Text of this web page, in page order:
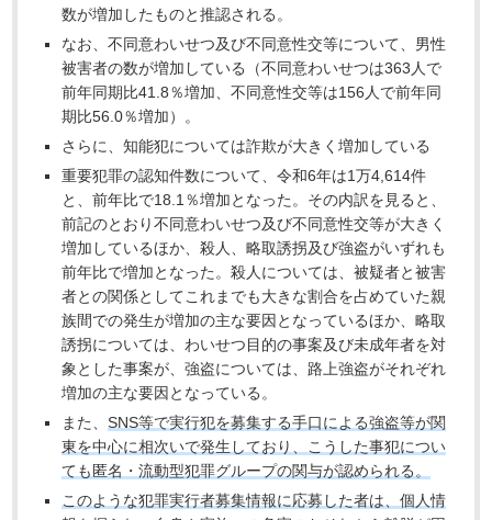
数が増加したものと推認される。
なお、不同意わいせつ及び不同意性交等について、男性
被害者の数が増加している（不同意わいせつは363人で
前年同期比41.8％増加、不同意性交等は156人で前年同
期比56.0％増加）。
さらに、知能犯については詐欺が大きく増加している
重要犯罪の認知件数について、令和6年は1万4,614件
と、前年比で18.1％増加となった。その内訳を見ると、
前記のとおり不同意わいせつ及び不同意性交等が大きく
増加しているほか、殺人、略取誘拐及び強盗がいずれも
前年比で増加となった。殺人については、被疑者と被害
者との関係としてこれまでも大きな割合を占めていた親
族間での発生が増加の主な要因となっているほか、略取
誘拐については、わいせつ目的の事案及び未成年者を対
象とした事案が、強盗については、路上強盗がそれぞれ
増加の主な要因となっている。
また、SNS等で実行犯を募集する手口による強盗等が関
東を中心に相次いで発生しており、こうした事犯につい
ても匿名・流動型犯罪グループの関与が認められる。
このような犯罪実行者募集情報に応募した者は、個人情